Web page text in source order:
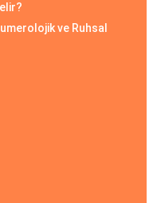
ve Ruhsal